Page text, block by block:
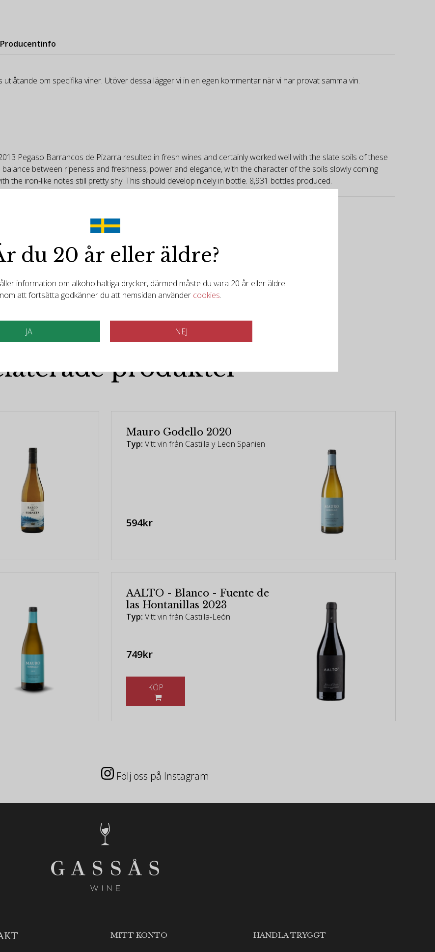
Producentinfo
om specifika viner. Utöver dessa lägger vi in en egen kommentar när vi har provat samma vin.
Pegaso Barrancos de Pizarra resulted in fresh wines and certainly worked well with the slate soils of these
between ripeness and freshness, power and elegance, with the character of the soils slowly coming
the iron-like notes still pretty shy. This should develop nicely in bottle. 8,931 bottles produced.
Det finns mer att upptäcka
produkter
Mauro Godello 2020
Typ: Vitt vin från Castilla y Leon Spanien
594kr
AALTO - Blanco - Fuente de
las Hontanillas 2023
Typ: Vitt vin från Castilla-León
749kr
Följ oss på Instagram
MITT KONTO HANDLA TRYGGT
du 20 år eller äldre?
information om alkoholhaltiga drycker, därmed måste du vara 20 år eller äldre.
att fortsätta godkänner du att hemsidan använder cookies.
JA NEJ